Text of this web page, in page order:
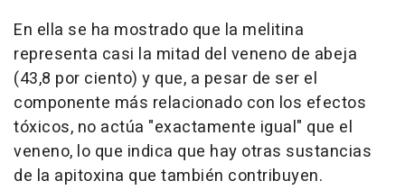
En ella se ha mostrado que la melitina
representa casi la mitad del veneno de abeja
(43,8 por ciento) y que, a pesar de ser el
componente más relacionado con los efectos
tóxicos, no actúa "exactamente igual" que el
veneno, lo que indica que hay otras sustancias
de la apitoxina que también contribuyen.